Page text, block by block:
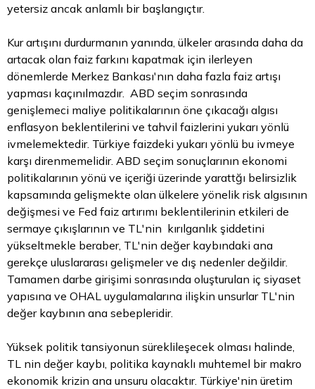
yetersiz ancak anlamlı bir başlangıçtır.
Kur artışını durdurmanın yanında, ülkeler arasında daha da
artacak olan faiz farkını kapatmak için ilerleyen
dönemlerde Merkez Bankası'nın daha fazla faiz artışı
yapması kaçınılmazdır. ABD seçim sonrasında
genişlemeci maliye politikalarının öne çıkacağı algısı
enflasyon beklentilerini ve tahvil faizlerini yukarı yönlü
ivmelemektedir. Türkiye faizdeki yukarı yönlü bu ivmeye
karşı direnmemelidir. ABD seçim sonuçlarının ekonomi
politikalarının yönü ve içeriği üzerinde yarattğı belirsizlik
kapsamında gelişmekte olan ülkelere yönelik risk algısının
değişmesi ve Fed faiz artırımı beklentilerinin etkileri de
sermaye çıkışlarının ve TL'nin kırılganlık şiddetini
yükseltmekle beraber, TL'nin değer kaybındaki ana
gerekçe uluslararası gelişmeler ve dış nedenler değildir.
Tamamen darbe girişimi sonrasında oluşturulan iç siyaset
yapısına ve OHAL uygulamalarına ilişkin unsurlar TL'nin
değer kaybının ana sebepleridir.
Yüksek politik tansiyonun süreklileşecek olması halinde,
TL nin değer kaybı, politika kaynaklı muhtemel bir makro
ekonomik krizin ana unsuru olacaktır. Türkiye'nin üretim